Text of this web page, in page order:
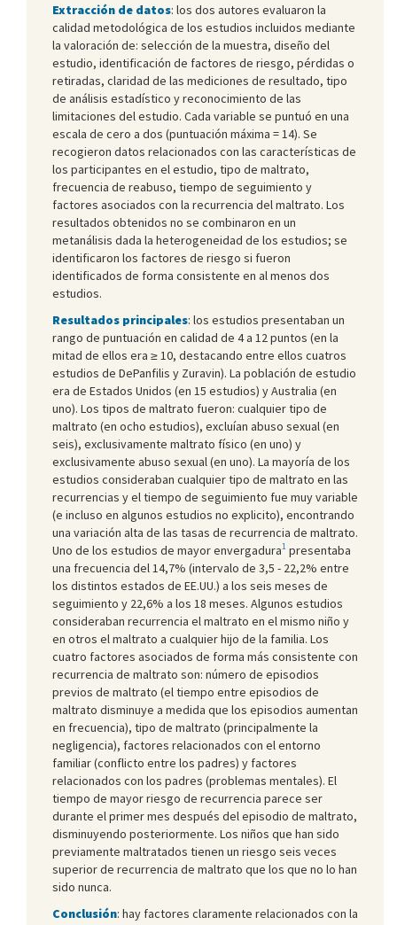
Extracción de datos: los dos autores evaluaron la
calidad metodológica de los estudios incluidos mediante
la valoración de: selección de la muestra, diseño del
estudio, identificación de factores de riesgo, pérdidas o
retiradas, claridad de las mediciones de resultado, tipo
de análisis estadístico y reconocimiento de las
limitaciones del estudio. Cada variable se puntuó en una
escala de cero a dos (puntuación máxima = 14). Se
recogieron datos relacionados con las características de
los participantes en el estudio, tipo de maltrato,
frecuencia de reabuso, tiempo de seguimiento y
factores asociados con la recurrencia del maltrato. Los
resultados obtenidos no se combinaron en un
metanálisis dada la heterogeneidad de los estudios; se
identificaron los factores de riesgo si fueron
identificados de forma consistente en al menos dos
estudios.
Resultados principales: los estudios presentaban un
rango de puntuación en calidad de 4 a 12 puntos (en la
mitad de ellos era ≥ 10, destacando entre ellos cuatros
estudios de DePanfilis y Zuravin). La población de estudio
era de Estados Unidos (en 15 estudios) y Australia (en
uno). Los tipos de maltrato fueron: cualquier tipo de
maltrato (en ocho estudios), excluían abuso sexual (en
seis), exclusivamente maltrato físico (en uno) y
exclusivamente abuso sexual (en uno). La mayoría de los
estudios consideraban cualquier tipo de maltrato en las
recurrencias y el tiempo de seguimiento fue muy variable
(e incluso en algunos estudios no explicito), encontrando
una variación alta de las tasas de recurrencia de maltrato.
Uno de los estudios de mayor envergadura1 presentaba
una frecuencia del 14,7% (intervalo de 3,5 - 22,2% entre
los distintos estados de EE.UU.) a los seis meses de
seguimiento y 22,6% a los 18 meses. Algunos estudios
consideraban recurrencia el maltrato en el mismo niño y
en otros el maltrato a cualquier hijo de la familia. Los
cuatro factores asociados de forma más consistente con
recurrencia de maltrato son: número de episodios
previos de maltrato (el tiempo entre episodios de
maltrato disminuye a medida que los episodios aumentan
en frecuencia), tipo de maltrato (principalmente la
negligencia), factores relacionados con el entorno
familiar (conflicto entre los padres) y factores
relacionados con los padres (problemas mentales). El
tiempo de mayor riesgo de recurrencia parece ser
durante el primer mes después del episodio de maltrato,
disminuyendo posteriormente. Los niños que han sido
previamente maltratados tienen un riesgo seis veces
superior de recurrencia de maltrato que los que no lo han
sido nunca.
Conclusión: hay factores claramente relacionados con la